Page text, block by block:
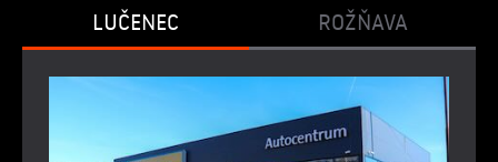
LUČENEC ROŽŇAVA